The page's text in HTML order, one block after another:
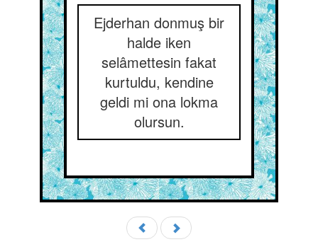
Ejderhan donmuş bir
halde iken
selâmettesin fakat
kurtuldu, kendine
geldi mi ona lokma
olursun.